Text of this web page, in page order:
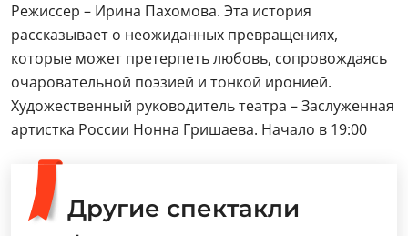
Режиссер – Ирина Пахомова. Эта история
рассказывает о неожиданных превращениях,
которые может претерпеть любовь, сопровождаясь
очаровательной поэзией и тонкой иронией.
Художественный руководитель театра – Заслуженная
артистка России Нонна Гришаева. Начало в 19:00
Другие спектакли